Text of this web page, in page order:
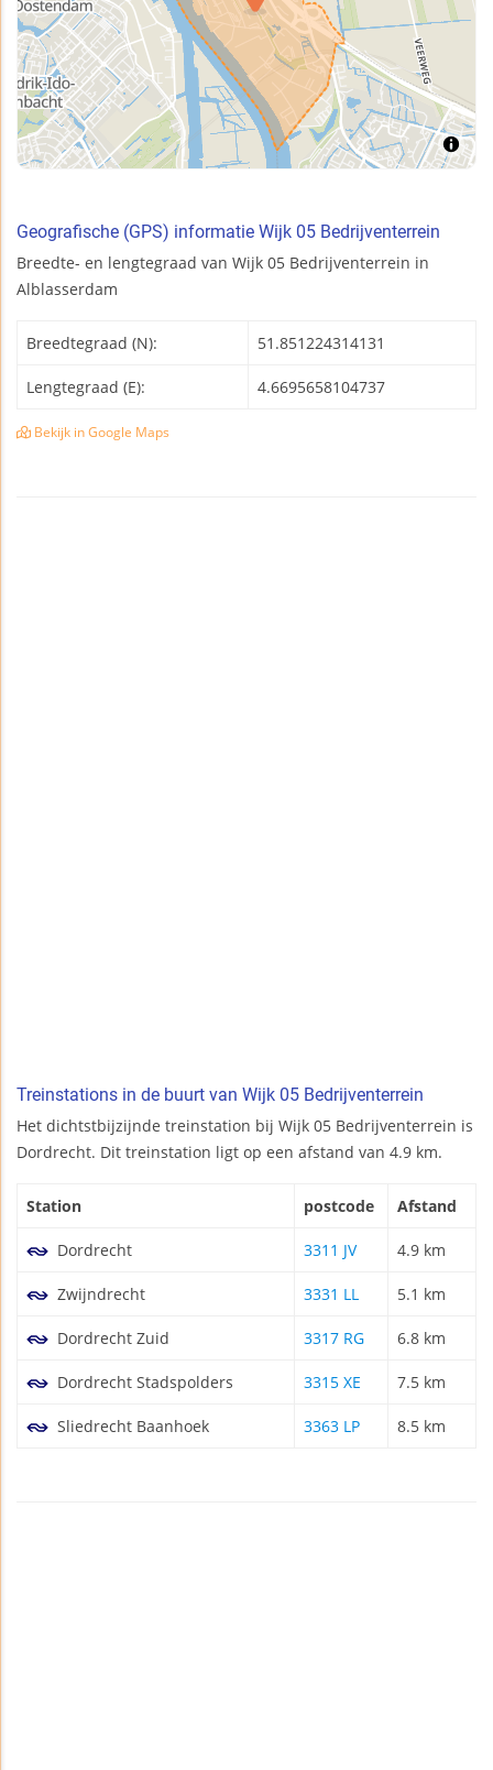
Geografische (GPS) informatie Wijk 05 Bedrijventerrein
Breedte- en lengtegraad van Wijk 05 Bedrijventerrein in
Alblasserdam
Breedtegraad (N): 51.851224314131
Lengtegraad (E): 4.6695658104737
Bekijk in Google Maps
Treinstations in de buurt van Wijk 05 Bedrijventerrein
Het dichtstbijzijnde treinstation bij Wijk 05 Bedrijventerrein is
Dordrecht. Dit treinstation ligt op een afstand van 4.9 km.
Station postcode Afstand
Dordrecht 3311 JV 4.9 km
Zwijndrecht 3331 LL 5.1 km
Dordrecht Zuid 3317 RG 6.8 km
Dordrecht Stadspolders 3315 XE 7.5 km
Sliedrecht Baanhoek 3363 LP 8.5 km